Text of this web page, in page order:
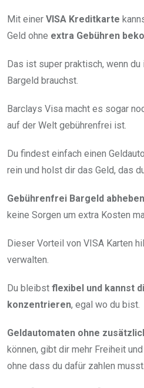
Mit einer VISA Kreditkarte
Geld ohne extra Gebühren
Das ist super praktisch, wenn du
Bargeld brauchst.
Barclays Visa macht es sogar
auf der Welt gebührenfrei ist.
Du findest einfach einen
rein und holst dir das Geld, das
Gebührenfrei Bargeld abheben
keine Sorgen um extra Kosten
Dieser Vorteil von VISA Karten
verwalten.
Du bleibst flexibel und kannst
konzentrieren, egal wo du bist.
Geldautomaten ohne
können, gibt dir mehr Freiheit
ohne dass du dafür zahlen musst.